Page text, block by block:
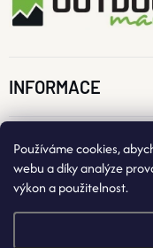
Používáme cookies,
webu a díky analýze
výkon a použitelnost.
INFORMACE
O NÁKUPU